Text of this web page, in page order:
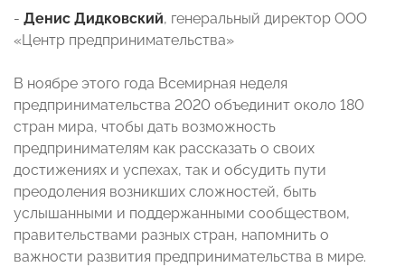
- Денис Дидковский, генеральный директор ООО
«Центр предпринимательства»
В ноябре этого года Всемирная неделя
предпринимательства 2020 объединит около 180
стран мира, чтобы дать возможность
предпринимателям как рассказать о своих
достижениях и успехах, так и обсудить пути
преодоления возникших сложностей, быть
услышанными и поддержанными сообществом,
правительствами разных стран, напомнить о
важности развития предпринимательства в мире.